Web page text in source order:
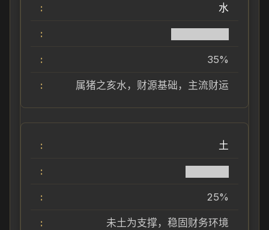
水
35%
属猪之亥水，财源基础，主流财运
土
25%
未土为支撑，稳固财务环境